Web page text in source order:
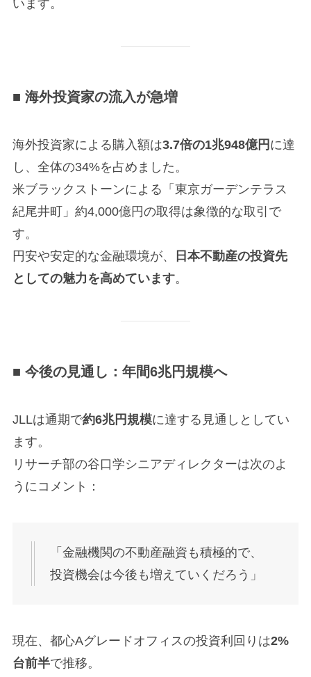
います。
■ 海外投資家の流入が急増
海外投資家による購入額は3.7倍の1兆948億円 に達
し、全体の34%を占めました。
米ブラックストーンによる「東京ガーデンテラス
紀尾井町」約4,000億円の取得は象徴的な取引で
す。
円安や安定的な金融環境が、
日本不動産の投資先
としての魅力を高めています。
■ 今後の見通し：年間6兆円規模へ
JLLは通期で約6兆円規模に達する見通しとしてい
ます。
リサーチ部の谷口学シニアディレクターは次のよ
うにコメント：
「金融機関の不動産融資も積極的で、
投資機会は今後も増えていくだろう」
現在、都心Aグレードオフィスの投資利回りは2%
台前半で推移。